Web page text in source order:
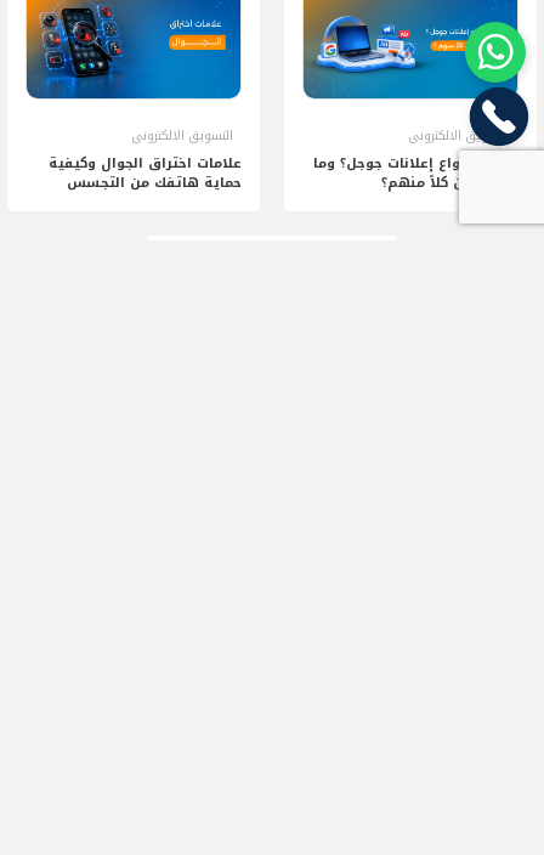
التسويق الالكترونى
ما هي أنواع إعلانات جوجل؟ وما
الفرق بين كلاً منهم؟
التسويق الالكترونى
علامات اختراق الجوال وكيفية
حماية هاتفك من التجسس